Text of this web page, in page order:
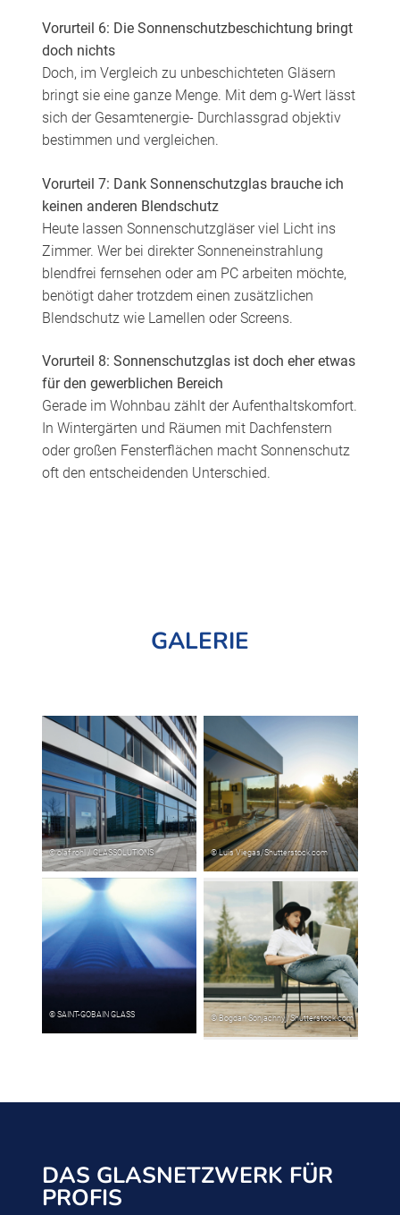
Vorurteil 6: Die Sonnenschutzbeschichtung bringt
doch nichts
Doch, im Vergleich zu unbeschichteten Gläsern
bringt sie eine ganze Menge. Mit dem g-Wert lässt
sich der Gesamtenergie- Durchlassgrad objektiv
bestimmen und vergleichen.
Vorurteil 7: Dank Sonnenschutzglas brauche ich
keinen anderen Blendschutz
Heute lassen Sonnenschutzgläser viel Licht ins
Zimmer. Wer bei direkter Sonneneinstrahlung
blendfrei fernsehen oder am PC arbeiten möchte,
benötigt daher trotzdem einen zusätzlichen
Blendschutz wie Lamellen oder Screens.
Vorurteil 8: Sonnenschutzglas ist doch eher etwas
für den gewerblichen Bereich
Gerade im Wohnbau zählt der Aufenthaltskomfort.
In Wintergärten und Räumen mit Dachfenstern
oder großen Fensterflächen macht Sonnenschutz
oft den entscheidenden Unterschied.
GALERIE
DAS GLASNETZWERK FÜR
PROFIS